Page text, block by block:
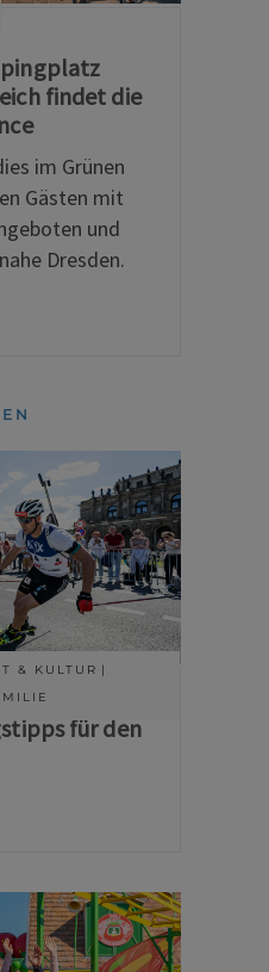
findet die
im Grünen
Gästen mit
und
Dresden.
& KULTUR
für den